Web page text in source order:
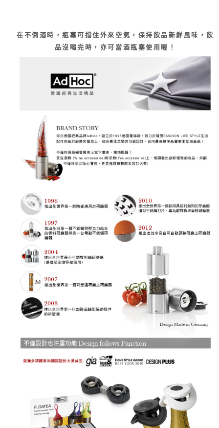
在不倒酒時，瓶塞可擋住外來空氣，保持飲品新鮮風味，飲
品沒喝完時，亦可當酒瓶塞使用喔！